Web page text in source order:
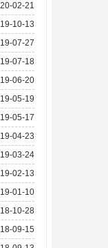
02-21
10-13
07-27
07-18
06-20
05-19
05-17
04-23
03-24
02-13
01-10
10-28
09-15